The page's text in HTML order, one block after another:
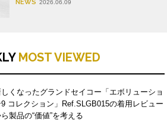
NEWS 2026.06.09
MOST VIEWED
しくなったグランドセイコー「エボリューショ
9 コレクション」Ref.SLGB015の着用レビュー
製品の“価値”を考える